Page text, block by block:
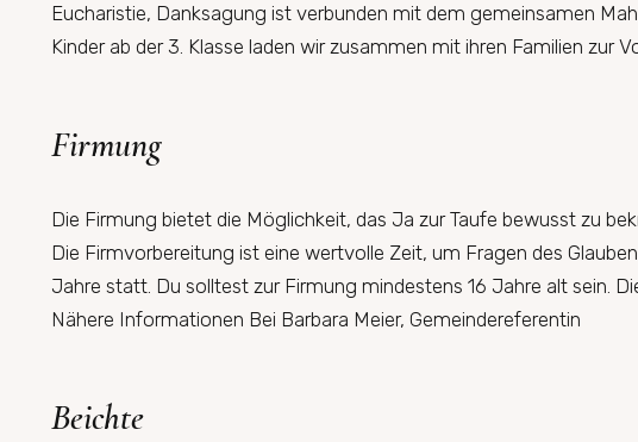
Eucharistie, Danksagung ist verbunden mit dem gemeinsamen
Kinder ab der 3. Klasse laden wir zusammen mit ihren Familien zur
Firmung
Die Firmung bietet die Möglichkeit, das Ja zur Taufe bewusst zu
Die Firmvorbereitung ist eine wertvolle Zeit, um Fragen des
Jahre statt. Du solltest zur Firmung mindestens 16 Jahre alt sein.
Nähere Informationen Bei Barbara Meier, Gemeindereferentin
Beichte